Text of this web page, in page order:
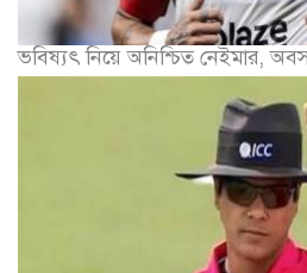
ভবিষ্যৎ নিয়ে অনিশ্চিত নেইমার,